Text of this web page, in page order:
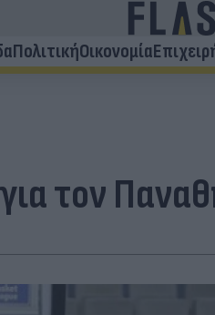
ΠολιτικήΟικονομία
τον